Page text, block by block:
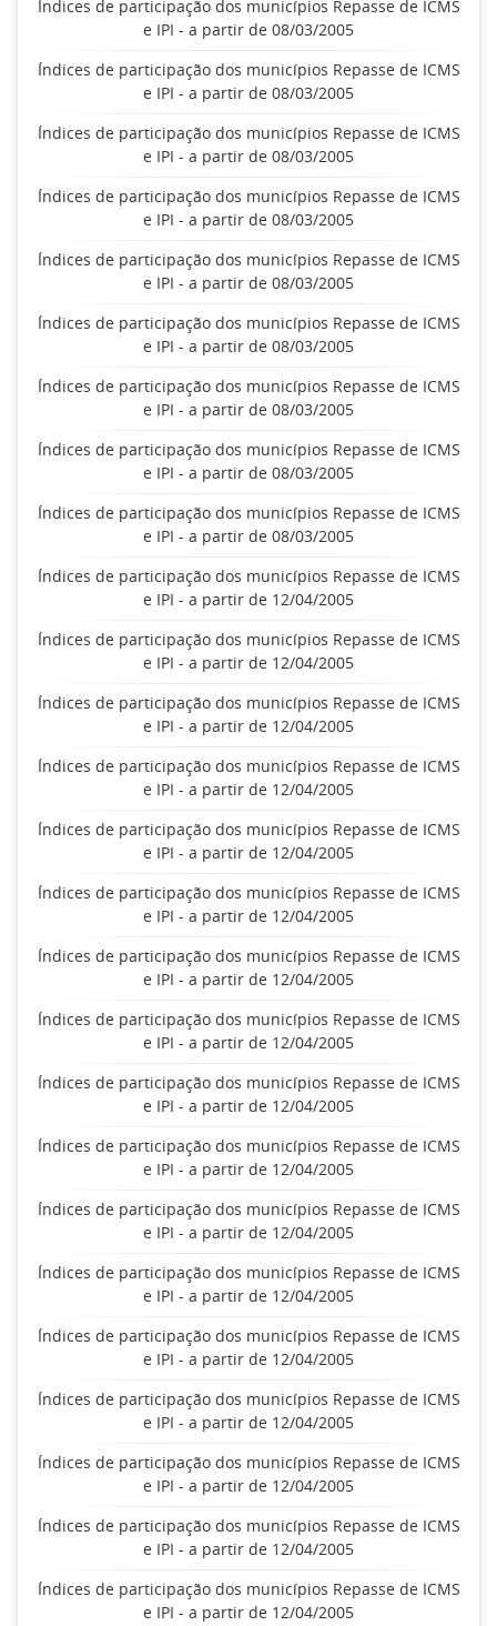
Índices de participação dos municípios Repasse de ICMS
e IPI - a partir de 08/03/2005
Índices de participação dos municípios Repasse de ICMS
e IPI - a partir de 08/03/2005
Índices de participação dos municípios Repasse de ICMS
e IPI - a partir de 08/03/2005
Índices de participação dos municípios Repasse de ICMS
e IPI - a partir de 08/03/2005
Índices de participação dos municípios Repasse de ICMS
e IPI - a partir de 08/03/2005
Índices de participação dos municípios Repasse de ICMS
e IPI - a partir de 08/03/2005
Índices de participação dos municípios Repasse de ICMS
e IPI - a partir de 08/03/2005
Índices de participação dos municípios Repasse de ICMS
e IPI - a partir de 08/03/2005
Índices de participação dos municípios Repasse de ICMS
e IPI - a partir de 08/03/2005
Índices de participação dos municípios Repasse de ICMS
e IPI - a partir de 12/04/2005
Índices de participação dos municípios Repasse de ICMS
e IPI - a partir de 12/04/2005
Índices de participação dos municípios Repasse de ICMS
e IPI - a partir de 12/04/2005
Índices de participação dos municípios Repasse de ICMS
e IPI - a partir de 12/04/2005
Índices de participação dos municípios Repasse de ICMS
e IPI - a partir de 12/04/2005
Índices de participação dos municípios Repasse de ICMS
e IPI - a partir de 12/04/2005
Índices de participação dos municípios Repasse de ICMS
e IPI - a partir de 12/04/2005
Índices de participação dos municípios Repasse de ICMS
e IPI - a partir de 12/04/2005
Índices de participação dos municípios Repasse de ICMS
e IPI - a partir de 12/04/2005
Índices de participação dos municípios Repasse de ICMS
e IPI - a partir de 12/04/2005
Índices de participação dos municípios Repasse de ICMS
e IPI - a partir de 12/04/2005
Índices de participação dos municípios Repasse de ICMS
e IPI - a partir de 12/04/2005
Índices de participação dos municípios Repasse de ICMS
e IPI - a partir de 12/04/2005
Índices de participação dos municípios Repasse de ICMS
e IPI - a partir de 12/04/2005
Índices de participação dos municípios Repasse de ICMS
e IPI - a partir de 12/04/2005
Índices de participação dos municípios Repasse de ICMS
e IPI - a partir de 12/04/2005
Índices de participação dos municípios Repasse de ICMS
e IPI - a partir de 12/04/2005